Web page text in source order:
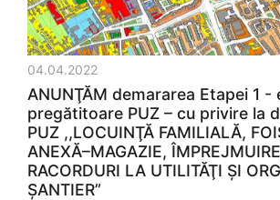
04.04.2022
ANUNŢĂM demararea Etapei 1 -
pregătitoare PUZ – cu privire la
PUZ ,,LOCUINŢĂ FAMILIALĂ,
ANEXĂ–MAGAZIE,
RACORDURI LA UTILITĂŢI ŞI
ŞANTIER”